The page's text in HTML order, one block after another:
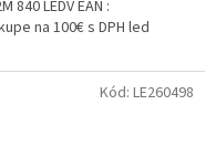
840 LEDV EAN :
na 100€ s DPH led
Kód: LE260498